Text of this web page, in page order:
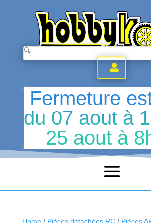
.
Fermeture
du 07 aout à
25 aout à
Home/ Pièces détachées RC/ Pièces